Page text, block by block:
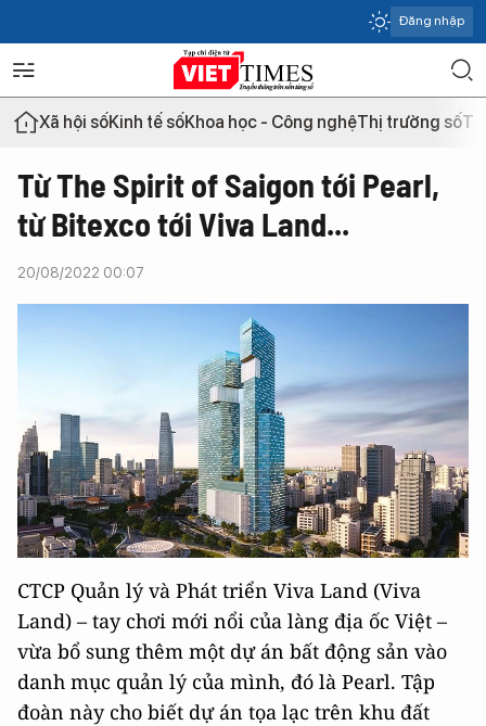
Đăng nhập
Xã hội sốKinh tế sốKhoa học - Công nghệThị trường số
Từ The Spirit of Saigon tới Pearl,
từ Bitexco tới Viva Land...
20/08/2022 00:07
CTCP Quản lý và Phát triển Viva Land (Viva
Land) – tay chơi mới nổi của làng địa ốc Việt –
vừa bổ sung thêm một dự án bất động sản vào
danh mục quản lý của mình, đó là Pearl. Tập
đoàn này cho biết dự án tọa lạc trên khu đất